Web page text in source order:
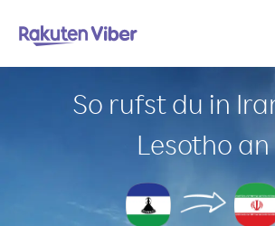
So rufst du in
Lesotho an